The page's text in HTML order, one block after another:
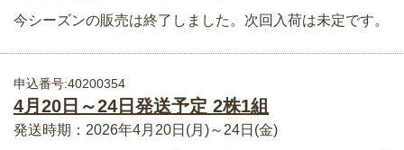
今シーズンの販売は終了しました。次回入荷は未定です。
申込番号:40200354
4月20日～24日発送予定 2株1組
発送時期：2026年4月20日(月)～24日(金)